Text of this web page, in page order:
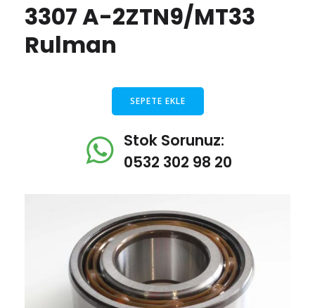
3307 A-2ZTN9/MT33
Rulman
SEPETE EKLE
Stok Sorunuz:
0532 302 98 20